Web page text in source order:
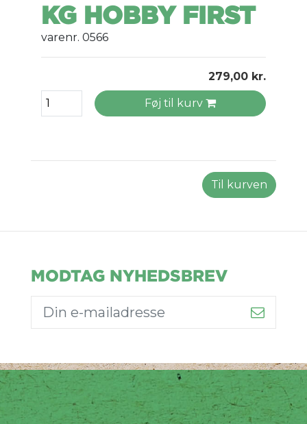
KG HOBBY FIRST
varenr. 0566
279,00 kr.
Føj til kurv
Til kurven
MODTAG NYHEDSBREV